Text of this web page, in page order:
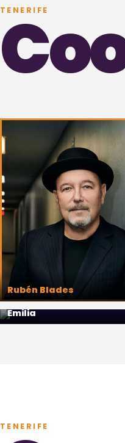
TENERIFE
Rubén Blades
Emilia
TENERIFE